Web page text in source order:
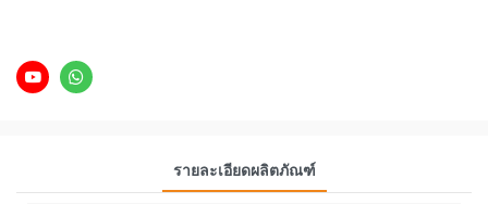
รายละเอียดผลิตภัณฑ์